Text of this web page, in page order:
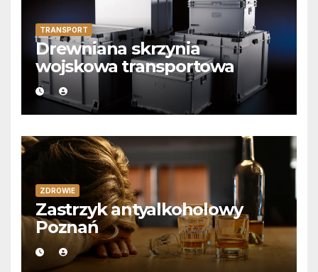
TRANSPORT
Drewniana skrzynia
wojskowa transportowa
ZDROWIE
Zastrzyk antyalkoholowy
Poznań